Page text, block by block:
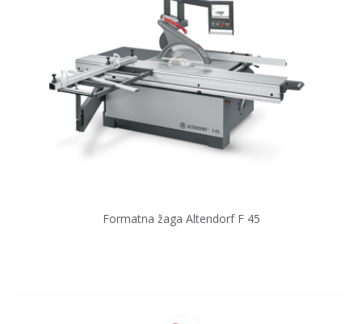
Formatna žaga Altendorf F 45